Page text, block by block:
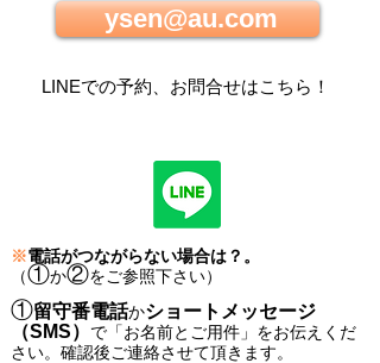
ysen@au.com
LINEでの予約、お問合せはこちら ！
※電話がつながらない場合は？。
（①か②をご参照下さい）
①留守番電話かショートメッセージ
（SMS） で 「お名前とご用件 」 をお伝えくだ
さい。 確認後ご連絡させて頂きます。